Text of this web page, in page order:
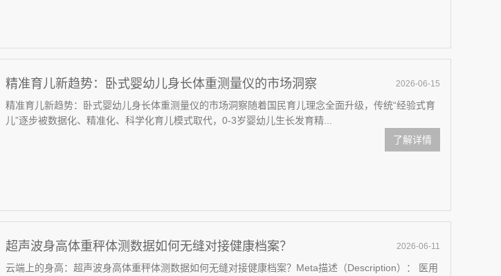
2026-06-15
精准育儿新趋势：卧式婴幼儿身长体重测量仪的市场洞察
精准育儿新趋势：卧式婴幼儿身长体重测量仪的市场洞察随着国民育儿理念全面升级，传统“经验式育
儿”逐步被数据化、精准化、科学化育儿模式取代，0-3岁婴幼儿生长发育精...
了解详情
2026-06-11
超声波身高体重秤体测数据如何无缝对接健康档案？
云端上的身高：超声波身高体重秤体测数据如何无缝对接健康档案？Meta描述（Description）： 医用